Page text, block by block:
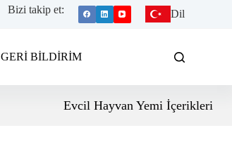
Bizi takip et: Dil
GERİ BİLDİRİM
Evcil Hayvan Yemi İçerikleri